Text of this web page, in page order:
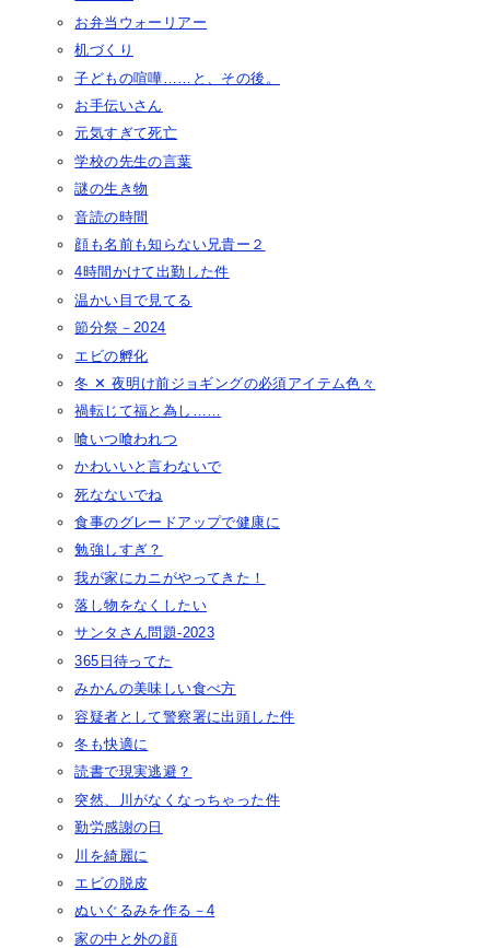
お弁当ウォーリアー
机づくり
子どもの喧嘩……と、その後。
お手伝いさん
元気すぎて死亡
学校の先生の言葉
謎の生き物
音読の時間
顔も名前も知らない兄貴ー２
4時間かけて出勤した件
温かい目で見てる
節分祭－2024
エビの孵化
冬 ✕ 夜明け前ジョギングの必須アイテム色々
禍転じて福と為し……
喰いつ喰われつ
かわいいと言わないで
死なないでね
食事のグレードアップで健康に
勉強しすぎ？
我が家にカニがやってきた！
落し物をなくしたい
サンタさん問題-2023
365日待ってた
みかんの美味しい食べ方
容疑者として警察署に出頭した件
冬も快適に
読書で現実逃避？
突然、川がなくなっちゃった件
勤労感謝の日
川を綺麗に
エビの脱皮
ぬいぐるみを作る－4
家の中と外の顔